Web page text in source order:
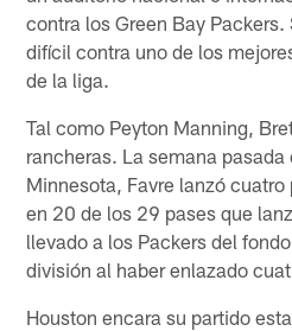
contra los Green Bay
difícil contra uno de los
de la liga.
Tal como Peyton Manning,
rancheras. La semana pasada
Minnesota, Favre lanzó
en 20 de los 29 pases que
llevado a los Packers del
división al haber enlazado
Houston encara su partido